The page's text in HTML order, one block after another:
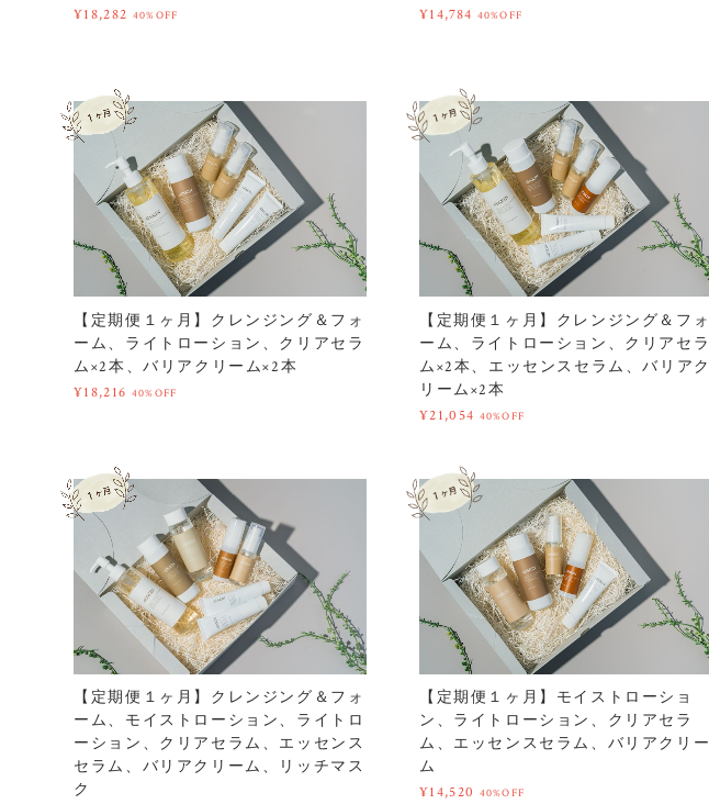
¥18,282 40%OFF ¥14,784 40%OFF
【定期便１ヶ月】クレンジング＆フォ
ーム、ライトローション、クリアセラ
ム×2本、バリアクリーム×2本
¥18,216 40%OFF
【定期便１ヶ月】クレンジング＆フォ
ーム、ライトローション、クリアセラ
ム×2本、エッセンスセラム、バリアク
リーム×2本
¥21,054 40%OFF
【定期便１ヶ月】クレンジング＆フォ
ーム、モイストローション、ライトロ
ーション、クリアセラム、エッセンス
セラム、バリアクリーム、リッチマス
ク
【定期便１ヶ月】モイストローショ
ン、ライトローション、クリアセラ
ム、エッセンスセラム、バリアクリー
ム
¥14,520 40%OFF